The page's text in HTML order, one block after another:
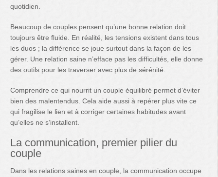
quotidien.
Beaucoup de couples pensent qu’une bonne relation doit
toujours être fluide. En réalité, les tensions existent dans tous
les duos ; la différence se joue surtout dans la façon de les
gérer. Une relation saine n’efface pas les difficultés, elle donne
des outils pour les traverser avec plus de sérénité.
Comprendre ce qui nourrit un couple équilibré permet d’éviter
bien des malentendus. Cela aide aussi à repérer plus vite ce
qui fragilise le lien et à corriger certaines habitudes avant
qu’elles ne s’installent.
La communication, premier pilier du
couple
Dans les relations saines en couple, la communication occupe